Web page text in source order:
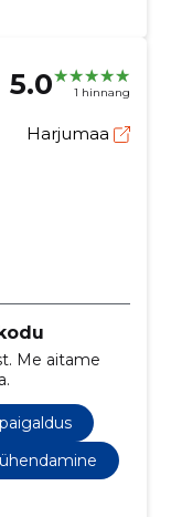
5.0 1 hinnang
Harjumaa
Me aitame
paigaldus